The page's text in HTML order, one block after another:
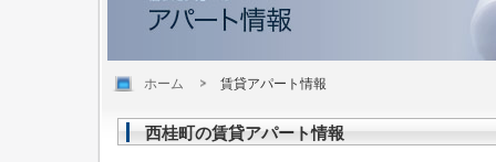
ホーム 賃貸アパート情報
西桂町の賃貸アパート情報